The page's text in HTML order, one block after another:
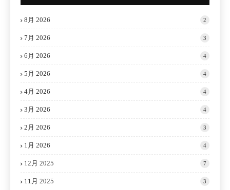
8月 2026 2
7月 2026 3
6月 2026 4
5月 2026 4
4月 2026 4
3月 2026 4
2月 2026 3
1月 2026 4
12月 2025 7
11月 2025 3